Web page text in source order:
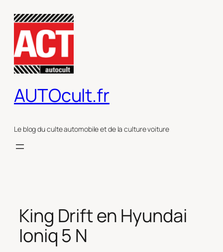
contenu
AUTOcult.fr
Le blog du culte automobile et de la culture voiture
King Drift en Hyundai
Ioniq 5 N